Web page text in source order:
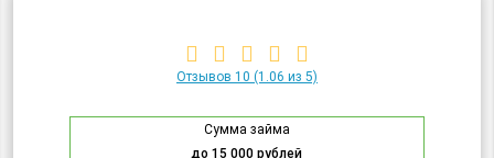
Отзывов 10 (1.06 из 5)
Сумма займа
до 15 000 рублей